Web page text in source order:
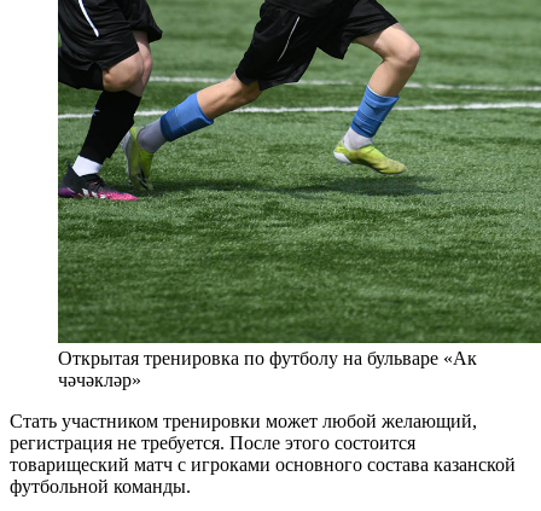
Открытая тренировка по футболу на бульваре «Ак
чәчәкләр»
Стать участником тренировки может любой желающий,
регистрация не требуется. После этого состоится
товарищеский матч с игроками основного состава казанской
футбольной команды.